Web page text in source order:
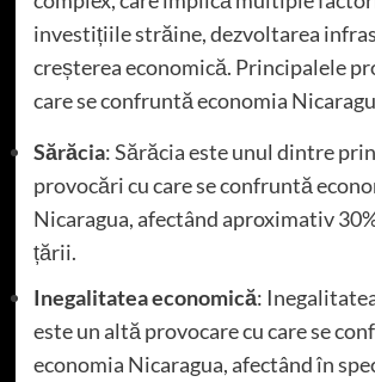
investițiile străine, dezvoltarea
creșterea economică. Principalele
care se confruntă economia
Sărăcia: Sărăcia este unul dintre
provocări cu care se confruntă
Nicaragua, afectând aproximativ
țării.
Inegalitatea economică:
este un altă provocare cu care se
economia Nicaragua, afectând în